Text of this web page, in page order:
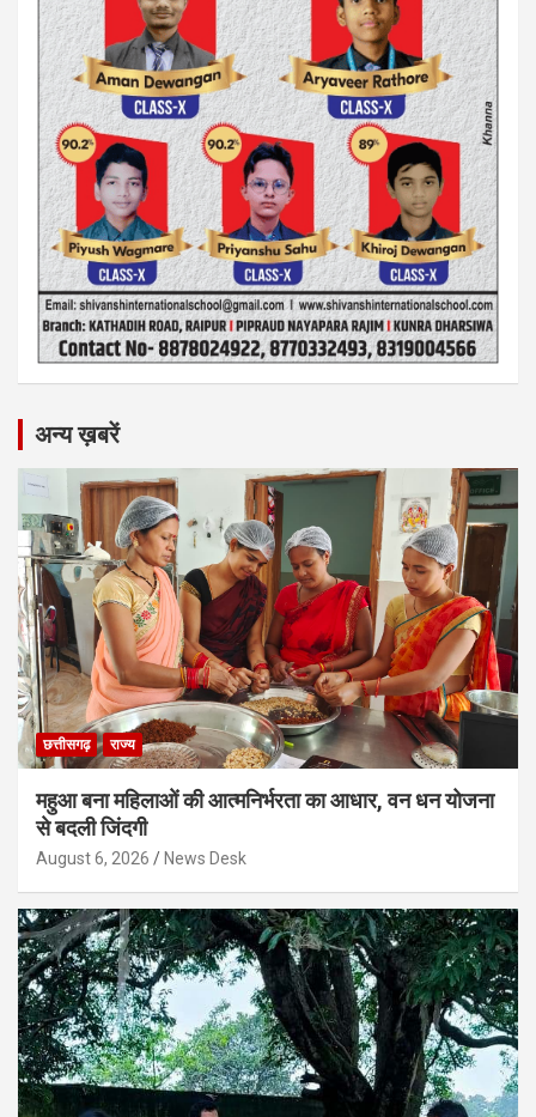
अन्य ख़बरें
छत्तीसगढ़ राज्य
महुआ बना महिलाओं की आत्मनिर्भरता का आधार, वन धन योजना
से बदली जिंदगी
August 6, 2026 News Desk